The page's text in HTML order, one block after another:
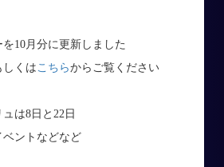
10月分に更新しました
しくは こちらからご覧ください
は8日と22日
ベントなどなど